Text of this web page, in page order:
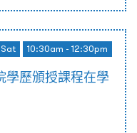
10:30am - 12:30pm
學歷頒授課程在學